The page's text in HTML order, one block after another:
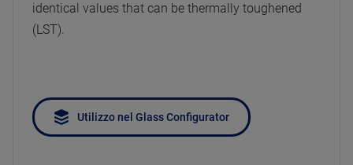
identical values that can be thermally toughened
(LST).
Utilizzo nel Glass Configurator